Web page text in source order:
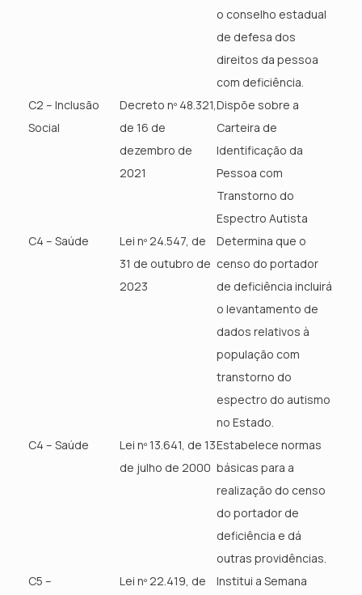
o conselho estadual
de defesa dos
direitos da pessoa
com deficiência.
C2 – Inclusão
Social
Decreto nº 48.321,
de 16 de
dezembro de
2021
Dispõe sobre a
Carteira de
Identificação da
Pessoa com
Transtorno do
Espectro Autista
C4 – Saúde
Lei nº 24.547, de
31 de outubro de
2023
Determina que o
censo do portador
de deficiência incluirá
o levantamento de
dados relativos à
população com
transtorno do
espectro do autismo
no Estado.
C4 – Saúde
Lei nº 13.641, de 13
de julho de 2000
Estabelece normas
básicas para a
realização do censo
do portador de
deficiência e dá
outras providências.
C5 –
Lei nº 22.419, de
Institui a Semana